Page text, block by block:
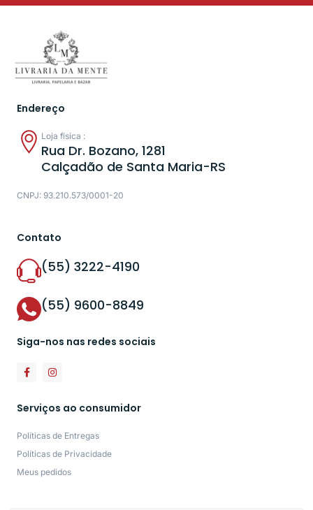
Endereço
Loja física :
Rua Dr. Bozano, 1281
Calçadão de Santa Maria-RS
CNPJ: 93.210.573/0001-20
Contato
(55) 3222-4190
(55) 9600-8849
Siga-nos nas redes sociais
Serviços ao consumidor
Políticas de Entregas
Políticas de Privacidade
Meus pedidos